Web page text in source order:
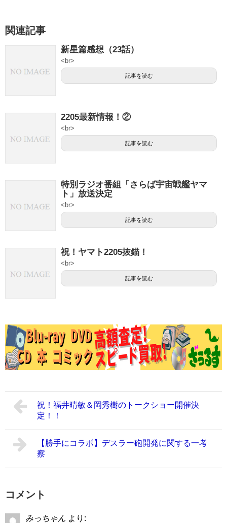
関連記事
新星篇感想（23話）
<br>
記事を読む
2205最新情報！②
<br>
記事を読む
特別ラジオ番組「さらば宇宙戦艦ヤマ
ト」放送決定
<br>
記事を読む
祝！ヤマト2205抜錨！
<br>
記事を読む
祝！福井晴敏＆岡秀樹のトークショー開催決
定！！
【勝手にコラボ】デスラー砲開発に関する一考
察
コメント
みっちゃん より: